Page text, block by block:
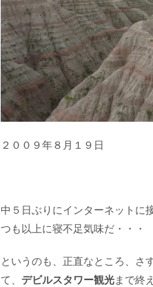
２００９年８月１９日
中５日ぶりにインターネットに
つも以上に寝不足気味だ・・・
というのも、正直なところ、さ
て、 デビルスタワー観光まで終